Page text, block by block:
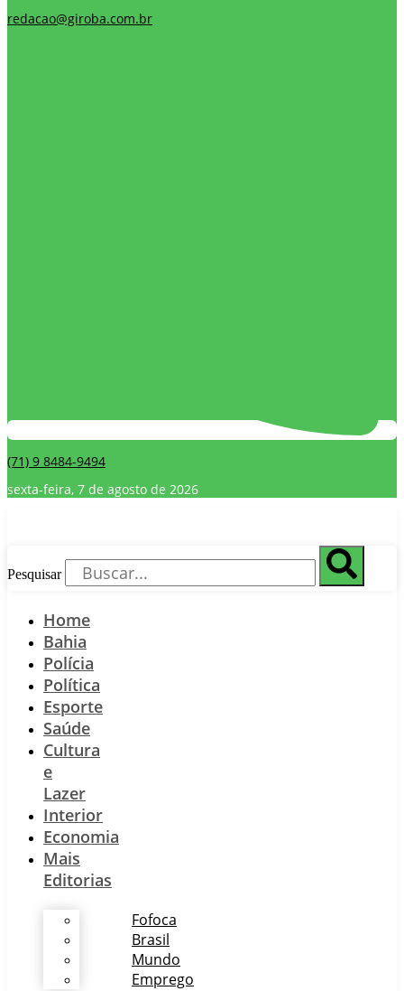
redacao@giroba.com.br
(71) 9 8484-9494
sexta-feira, 7 de agosto de 2026
Pesquisar
Home
Bahia
Polícia
Política
Esporte
Saúde
Cultura
e
Lazer
Interior
Economia
Mais
Editorias
Fofoca
Brasil
Mundo
Emprego